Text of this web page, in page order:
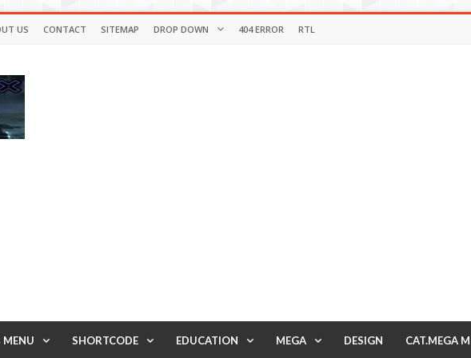
US CONTACT SITEMAP DROP DOWN 404 ERROR RTL
MENU SHORTCODE EDUCATION MEGA DESIGN CAT.MEGA